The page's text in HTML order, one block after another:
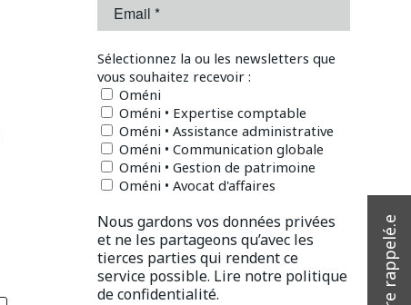
Sélectionnez la ou les newsletters que
vous souhaitez recevoir :
Oméni
Oméni • Expertise comptable
Oméni • Assistance administrative
Oméni • Communication globale
Oméni • Gestion de patrimoine
Oméni • Avocat d'affaires
Nous gardons vos données privées
et ne les partageons qu’avec les
tierces parties qui rendent ce
service possible. Lire notre politique
de confidentialité.